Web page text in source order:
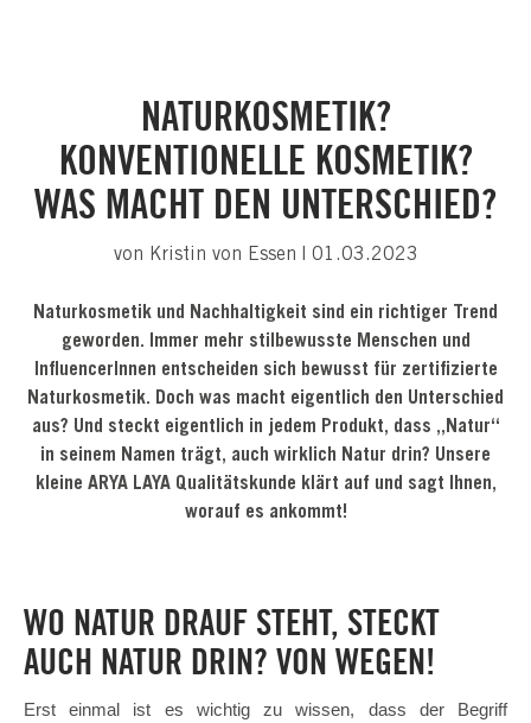
NATURKOSMETIK?
KONVENTIONELLE KOSMETIK?
WAS MACHT DEN UNTERSCHIED?
von Kristin von Essen | 01.03.2023
Naturkosmetik und Nachhaltigkeit sind ein richtiger Trend
geworden. Immer mehr stilbewusste Menschen und
InfluencerInnen entscheiden sich bewusst für zertifizierte
Naturkosmetik. Doch was macht eigentlich den Unterschied
aus? Und steckt eigentlich in jedem Produkt, dass „Natur“
in seinem Namen trägt, auch wirklich Natur drin? Unsere
kleine ARYA LAYA Qualitätskunde klärt auf und sagt Ihnen,
worauf es ankommt!
WO NATUR DRAUF STEHT, STECKT
AUCH NATUR DRIN? VON WEGEN!
Erst einmal ist es wichtig zu wissen, dass der Begriff